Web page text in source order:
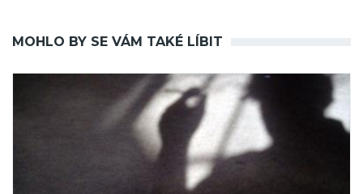
MOHLO BY SE VÁM TAKÉ LÍBIT